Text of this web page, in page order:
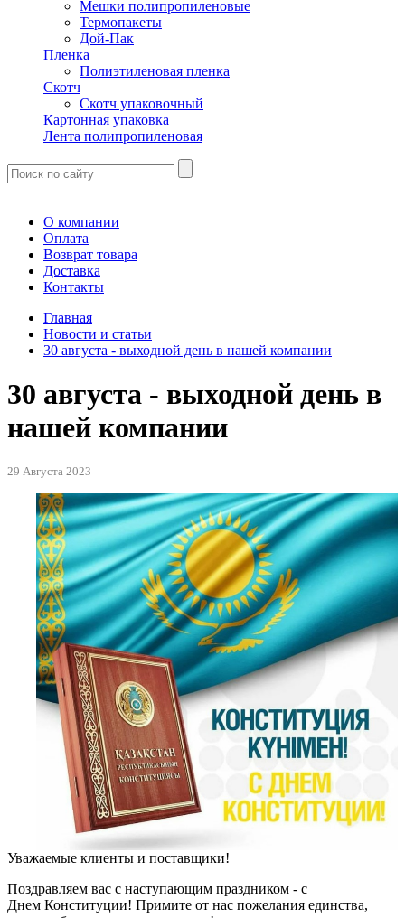
Мешки полипропиленовые
Термопакеты
Дой-Пак
Пленка
Полиэтиленовая пленка
Скотч
Скотч упаковочный
Картонная упаковка
Лента полипропиленовая
О компании
Оплата
Возврат товара
Доставка
Контакты
Главная
Новости и статьи
30 августа - выходной день в нашей компании
30 августа - выходной день в
нашей компании
29 Августа 2023
Уважаемые клиенты и поставщики!
Поздравляем вас с наступающим праздником - с
Днем Конституции! Примите от нас пожелания единства,